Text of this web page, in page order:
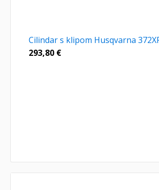
Cilindar s klipom Husqvarna
293,80 €